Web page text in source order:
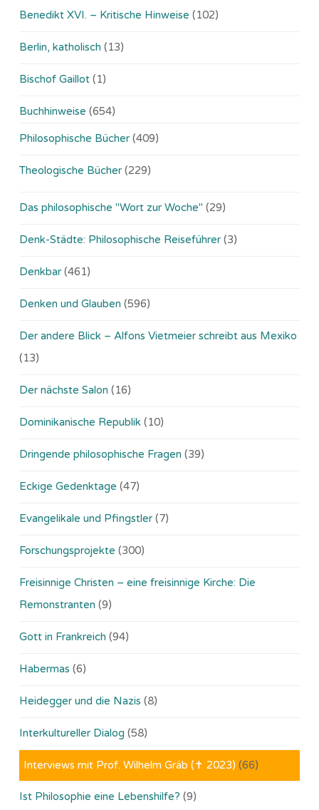
Benedikt XVI. – Kritische Hinweise (102)
Berlin, katholisch (13)
Bischof Gaillot (1)
Buchhinweise (654)
Philosophische Bücher (409)
Theologische Bücher (229)
Das philosophische "Wort zur Woche" (29)
Denk-Städte: Philosophische Reiseführer (3)
Denkbar (461)
Denken und Glauben (596)
Der andere Blick – Alfons Vietmeier schreibt aus Mexiko
(13)
Der nächste Salon (16)
Dominikanische Republik (10)
Dringende philosophische Fragen (39)
Eckige Gedenktage (47)
Evangelikale und Pfingstler (7)
Forschungsprojekte (300)
Freisinnige Christen – eine freisinnige Kirche: Die
Remonstranten (9)
Gott in Frankreich (94)
Habermas (6)
Heidegger und die Nazis (8)
Interkultureller Dialog (58)
Interviews mit Prof. Wilhelm Gräb (✝ 2023) (66)
Ist Philosophie eine Lebenshilfe? (9)